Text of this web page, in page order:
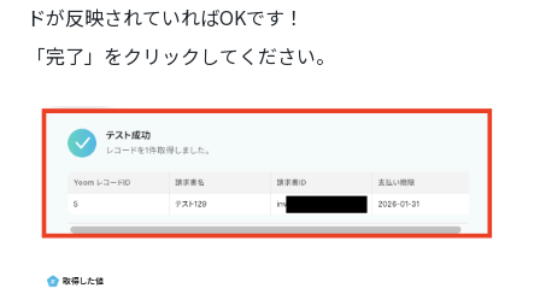
ドが反映されていればOKです！
「完了」をクリックしてください。